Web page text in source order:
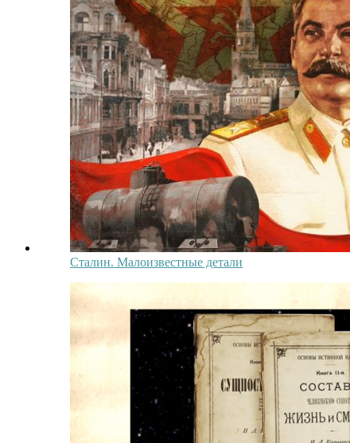
Сталин. Малоизвестные детали